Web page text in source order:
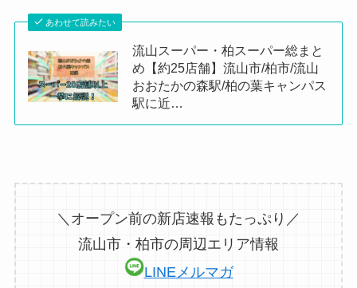
あわせて読みたい
流山スーパー・柏スーパー総まと
め【約25店舗】流山市/柏市/流山
おおたかの森駅/柏の葉キャンパス
駅に近…
＼オープン前の新店速報もたっぷり／
流山市・柏市の周辺エリア情報
LINEメルマガ